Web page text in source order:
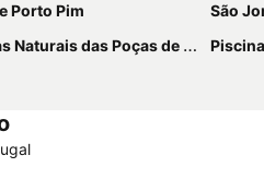
Porto Pim São
das Poças de Vicente Dias Piscina